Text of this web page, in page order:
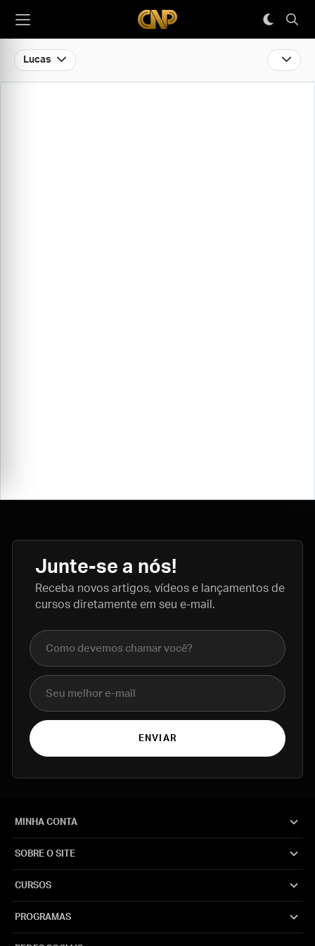
Lucas
Junte-se a nós!
Receba novos artigos, vídeos e lançamentos de
cursos diretamente em seu e-mail.
Nome completo
E-mail
ENVIAR
MINHA CONTA
SOBRE O SITE
CURSOS
PROGRAMAS